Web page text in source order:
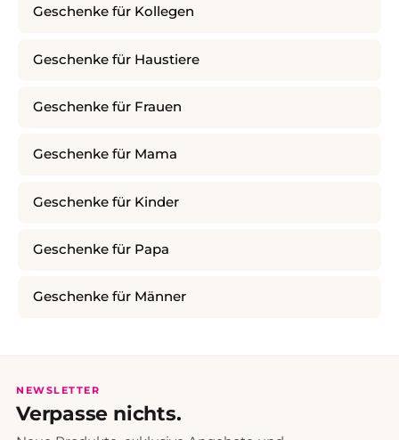
Geschenke für Kollegen
Geschenke für Haustiere
Geschenke für Frauen
Geschenke für Mama
Geschenke für Kinder
Geschenke für Papa
Geschenke für Männer
NEWSLETTER
Verpasse nichts.